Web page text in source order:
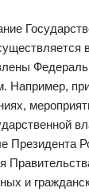
Например,
Президента
и